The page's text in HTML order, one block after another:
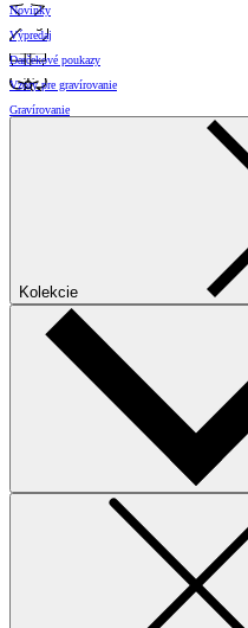
Novinky
Výpredaj
Darčekové poukazy
Vzory pre gravírovanie
Gravírovanie
Kolekcie